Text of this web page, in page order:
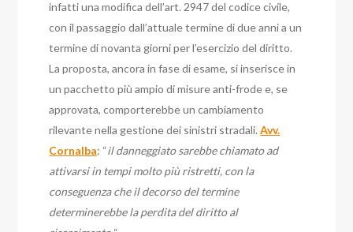
infatti una modifica dell’art. 2947 del codice civile,
con il passaggio dall’attuale termine di due anni a un
termine di novanta giorni per l’esercizio del diritto.
La proposta, ancora in fase di esame, si inserisce in
un pacchetto più ampio di misure anti-frode e, se
approvata, comporterebbe un cambiamento
rilevante nella gestione dei sinistri stradali.Avv.
Cornalba: “il danneggiato sarebbe chiamato ad
attivarsi in tempi molto più ristretti, con la
conseguenza che il decorso del termine
determinerebbe la perdita del diritto al